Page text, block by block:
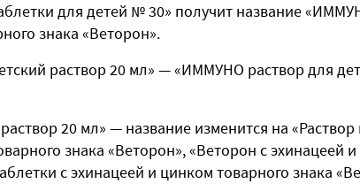
для детей № 30» получит название
знака «Веторон».
раствор 20 мл» — «ИММУНО раствор для
20 мл» — название изменится на
знака «Веторон», «Веторон с эхинацеей
с эхинацеей и цинком товарного знака